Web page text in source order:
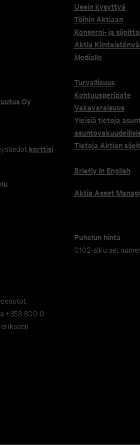
Oy
korttisi
+358 800 0
Usein kysyttyä
Töihin Aktiaan
Konserni- ja
Aktia
Medialle
Turvallisuus
Kohtuusperiaate
Vakavaraisuus
Yleisiä tietoja
Tietoja Aktian
Briefly in English
Aktia Asset
Puhelun hinta
0102-alkuiset